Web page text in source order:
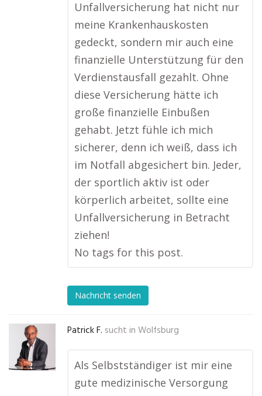
Unfallversicherung hat nicht nur
meine Krankenhauskosten
gedeckt, sondern mir auch eine
finanzielle Unterstützung für den
Verdienstausfall gezahlt. Ohne
diese Versicherung hätte ich
große finanzielle Einbußen
gehabt. Jetzt fühle ich mich
sicherer, denn ich weiß, dass ich
im Notfall abgesichert bin. Jeder,
der sportlich aktiv ist oder
körperlich arbeitet, sollte eine
Unfallversicherung in Betracht
ziehen!
No tags for this post.
Nachricht senden
Patrick F. sucht in Wolfsburg
Als Selbstständiger ist mir eine
gute medizinische Versorgung